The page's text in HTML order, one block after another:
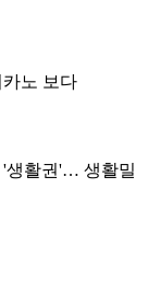
노 보다
'생활권'… 생활밀